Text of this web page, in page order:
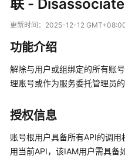
动
产
品
介
绍
快
速
入
门
联 -
更新时间： 2025-12-12
功能介绍
解除与用户或组绑定的所有账
理账号或作为服务委托管理员的
授权信息
账号根用户具备所有API的调
用当前API，该IAM用户需具备